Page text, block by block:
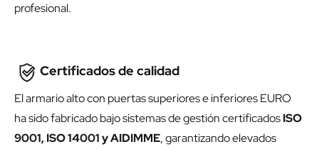
profesional.
Certificados de calidad
El armario alto con puertas superiores e inferiores EURO
ha sido fabricado bajo sistemas de gestión certificadosISO
9001, ISO 14001 y AIDIMME, garantizando elevados